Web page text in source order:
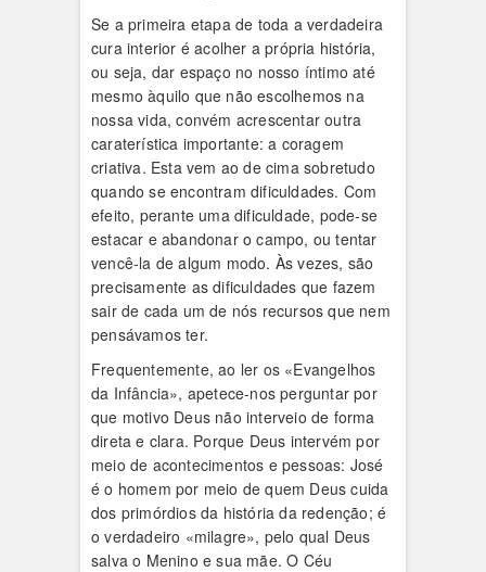
Se a primeira etapa de toda a verdadeira
cura interior é acolher a própria história,
ou seja, dar espaço no nosso íntimo até
mesmo àquilo que não escolhemos na
nossa vida, convém acrescentar outra
caraterística importante: a coragem
criativa. Esta vem ao de cima sobretudo
quando se encontram dificuldades. Com
efeito, perante uma dificuldade, pode-se
estacar e abandonar o campo, ou tentar
vencê-la de algum modo. Às vezes, são
precisamente as dificuldades que fazem
sair de cada um de nós recursos que nem
pensávamos ter.
Frequentemente, ao ler os «Evangelhos
da Infância», apetece-nos perguntar por
que motivo Deus não interveio de forma
direta e clara. Porque Deus intervém por
meio de acontecimentos e pessoas: José
é o homem por meio de quem Deus cuida
dos primórdios da história da redenção; é
o verdadeiro «milagre», pelo qual Deus
salva o Menino e sua mãe. O Céu